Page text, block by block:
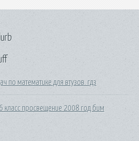
по математике для втузов. гдз
класс просвещение 2008 год бим